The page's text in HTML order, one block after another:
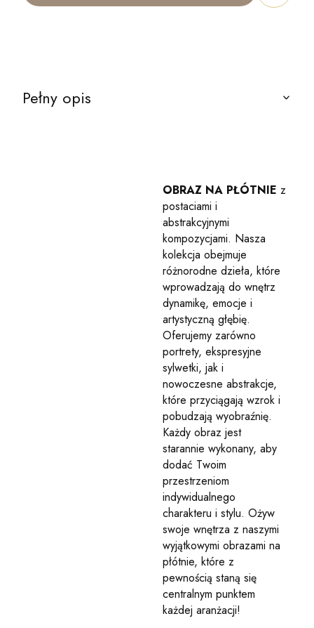
Pełny opis
OBRAZ NA PŁÓTNIE z
postaciami i
abstrakcyjnymi
kompozycjami. Nasza
kolekcja obejmuje
różnorodne dzieła, które
wprowadzają do wnętrz
dynamikę, emocje i
artystyczną głębię.
Oferujemy zarówno
portrety, ekspresyjne
sylwetki, jak i
nowoczesne abstrakcje,
które przyciągają wzrok i
pobudzają wyobraźnię.
Każdy obraz jest
starannie wykonany, aby
dodać Twoim
przestrzeniom
indywidualnego
charakteru i stylu. Ożyw
swoje wnętrza z naszymi
wyjątkowymi obrazami na
płótnie, które z
pewnością staną się
centralnym punktem
każdej aranżacji!